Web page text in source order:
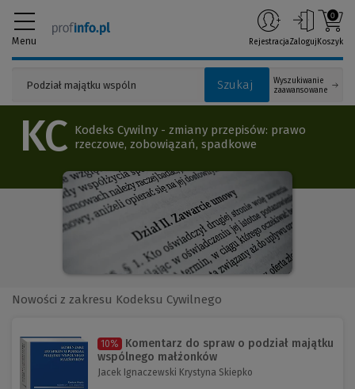
Menu
Szukaj
Wyszukiwanie
zaawansowane
RejestracjaZaloguj
0
Koszyk
KC Kodeks Cywilny - zmiany przepisów: prawo
rzeczowe, zobowiązań, spadkowe
Nowości z zakresu Kodeksu Cywilnego
10%
Komentarz do spraw o podział majątku
wspólnego małżonków
Jacek Ignaczewski Krystyna Skiepko